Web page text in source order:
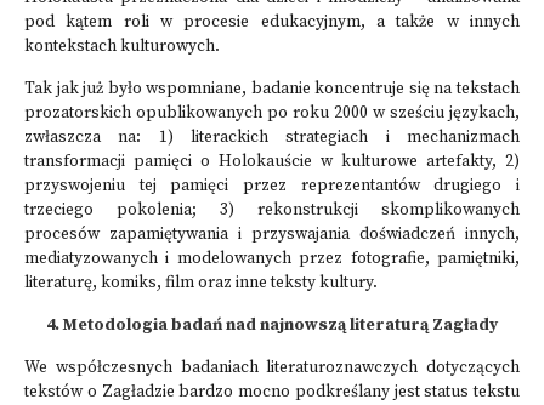
pod kątem roli w procesie edukacyjnym, a także w innych
kontekstach kulturowych.
Tak jak już było wspomniane, badanie koncentruje się na tekstach
prozatorskich opublikowanych po roku 2000 w sześciu językach,
zwłaszcza na: 1) literackich strategiach i mechanizmach
transformacji pamięci o Holokauście w kulturowe artefakty, 2)
przyswojeniu tej pamięci przez reprezentantów drugiego i
trzeciego pokolenia; 3) rekonstrukcji skomplikowanych
procesów zapamiętywania i przyswajania doświadczeń innych,
mediatyzowanych i modelowanych przez fotografie, pamiętniki,
literaturę, komiks, film oraz inne teksty kultury.
4. Metodologia badań nad najnowszą literaturą Zagłady
We współczesnych badaniach literaturoznawczych dotyczących
tekstów o Zagładzie bardzo mocno podkreślany jest status tekstu